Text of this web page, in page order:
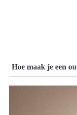
Hoe maak je een